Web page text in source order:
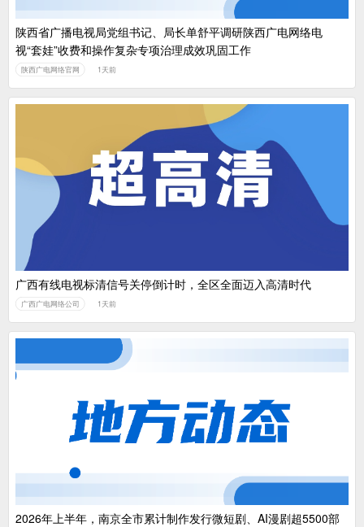
陕西省广播电视局党组书记、局长单舒平调研陕西广电网络电
视“套娃”收费和操作复杂专项治理成效巩固工作
陕西广电网络官网 1天前
广西有线电视标清信号关停倒计时，全区全面迈入高清时代
广西广电网络公司 1天前
2026年上半年，南京全市累计制作发行微短剧、AI漫剧超5500部